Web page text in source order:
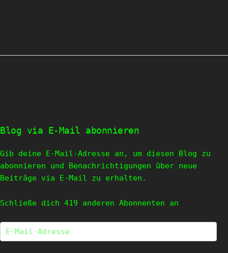
Blog via E-Mail abonnieren
Gib deine E-Mail-Adresse an, um diesen Blog zu
abonnieren und Benachrichtigungen über neue
Beiträge via E-Mail zu erhalten.
Schließe dich 419 anderen Abonnenten an
E-
Mail-